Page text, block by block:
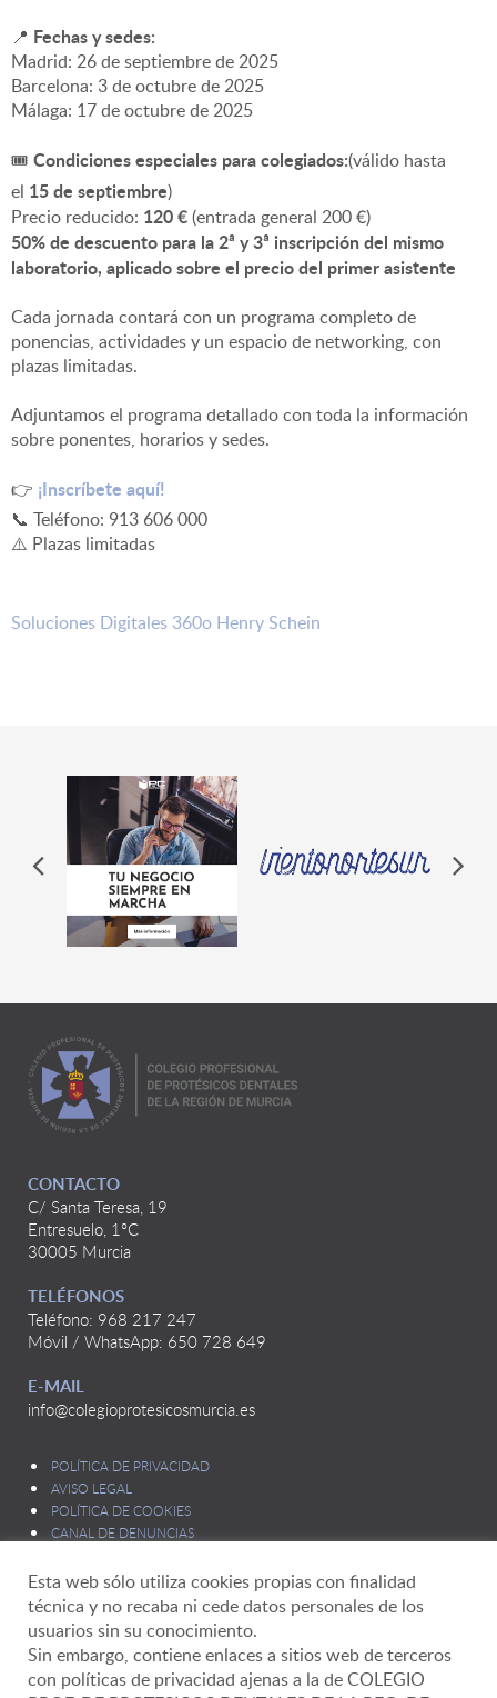
📍 Fechas y sedes:
Madrid: 26 de septiembre de 2025
Barcelona: 3 de octubre de 2025
Málaga: 17 de octubre de 2025
🎟️ Condiciones especiales para colegiados:(válido hasta
el 15 de septiembre)
Precio reducido: 120 €(entrada general 200 €)
50% de descuento para la 2ª y 3ª inscripción del mismo
laboratorio, aplicado sobre el precio del primer asistente
Cada jornada contará con un programa completo de
ponencias, actividades y un espacio de networking, con
plazas limitadas.
Adjuntamos el programa detallado con toda la información
sobre ponentes, horarios y sedes.
👉 ¡Inscríbete aquí!
📞 Teléfono: 913 606 000
⚠️ Plazas limitadas
Soluciones Digitales 360o Henry Schein
CONTACTO
C/ Santa Teresa, 19
Entresuelo, 1ºC
30005 Murcia
TELÉFONOS
Teléfono: 968 217 247
Móvil / WhatsApp: 650 728 649
E-MAIL
info@colegioprotesicosmurcia.es
POLÍTICA DE PRIVACIDAD
AVISO LEGAL
POLÍTICA DE COOKIES
CANAL DE DENUNCIAS
Esta web sólo utiliza cookies propias con finalidad
técnica y no recaba ni cede datos personales de los
usuarios sin su conocimiento.
Sin embargo, contiene enlaces a sitios web de terceros
con políticas de privacidad ajenas a la de COLEGIO